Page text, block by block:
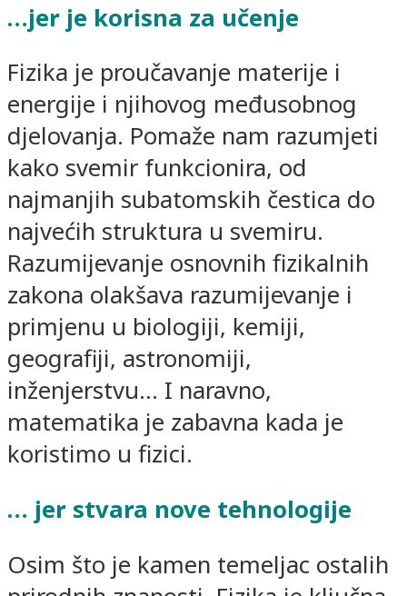
…jer je korisna za učenje
Fizika je proučavanje materije i
energije i njihovog međusobnog
djelovanja. Pomaže nam razumjeti
kako svemir funkcionira, od
najmanjih subatomskih čestica do
najvećih struktura u svemiru.
Razumijevanje osnovnih fizikalnih
zakona olakšava razumijevanje i
primjenu u biologiji, kemiji,
geografiji, astronomiji,
inženjerstvu… I naravno,
matematika je zabavna kada je
koristimo u fizici.
… jer stvara nove tehnologije
Osim što je kamen temeljac ostalih